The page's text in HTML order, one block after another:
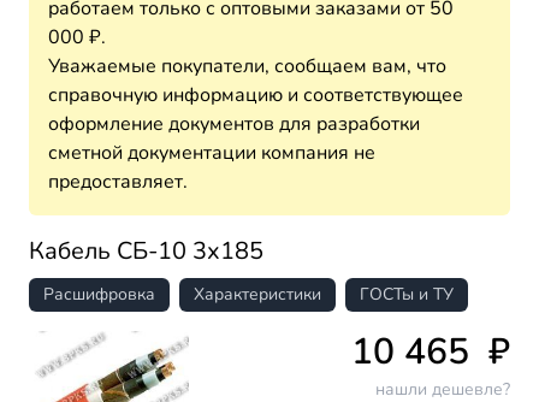
работаем только с оптовыми заказами от 50
000 ₽.
Уважаемые покупатели, сообщаем вам, что
справочную информацию и соответствующее
оформление документов для разработки
сметной документации компания не
предоставляет.
Кабель СБ-10 3х185
Расшифровка Характеристики ГОСТы и ТУ
10 465 ₽
нашли дешевле?